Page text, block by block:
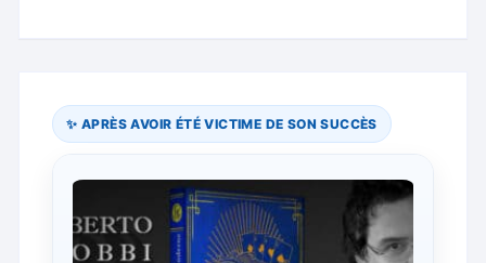
être
choisies
page
du
✨ APRÈS AVOIR ÉTÉ VICTIME DE SON SUCCÈS